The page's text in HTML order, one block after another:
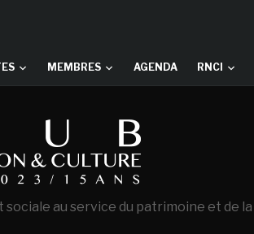
MEMBRES AGENDA RNCI
au service du patrimoine et de